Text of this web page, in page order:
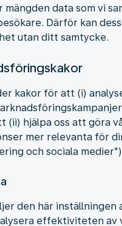
mängden data som vi
Därför kan
utan ditt samtycke.
kakor för att (i)
(ii) hjälpa oss att göra
mer relevanta för
och sociala
den här inställningen
effektiviteten av